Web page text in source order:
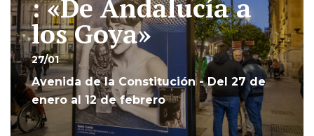
: «De Andalucía a
los Goya»
27/01
Avenida de la Constitución - Del 27 de
enero al 12 de febrero